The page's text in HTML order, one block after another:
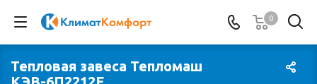
0
Тепловая завеса Тепломаш